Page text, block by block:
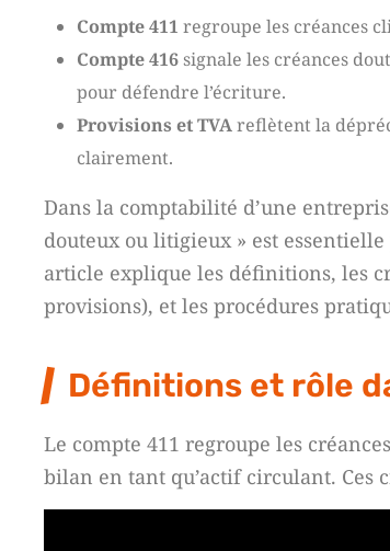
Compte 411 regroupe les créances
Compte 416signale les créances
pour défendre l’écriture.
Provisions et TVAreflètent la
clairement.
Dans la comptabilité d’une
douteux ou litigieux » est
article explique les définitions, les
provisions), et les procédures
Définitions et rôle
Le compte 411 regroupe les
bilan en tant qu’actif circulant. Ces